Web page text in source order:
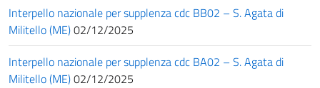
Interpello nazionale per supplenza cdc BB02 – S. Agata di
Militello (ME)02/12/2025
Interpello nazionale per supplenza cdc BA02 – S. Agata di
Militello (ME)02/12/2025